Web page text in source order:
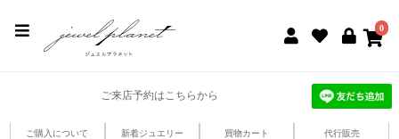
0
ご来店予約はこちらから
ご購入について 新着ジュエリー 買物カート 代行販売